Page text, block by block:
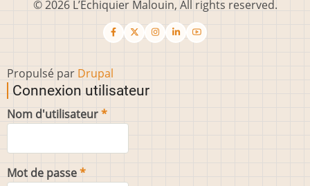
© 2026 L’Échiquier Malouin, All rights reserved.
Propulsé par Drupal
Connexion utilisateur
Nom d'utilisateur
Mot de passe